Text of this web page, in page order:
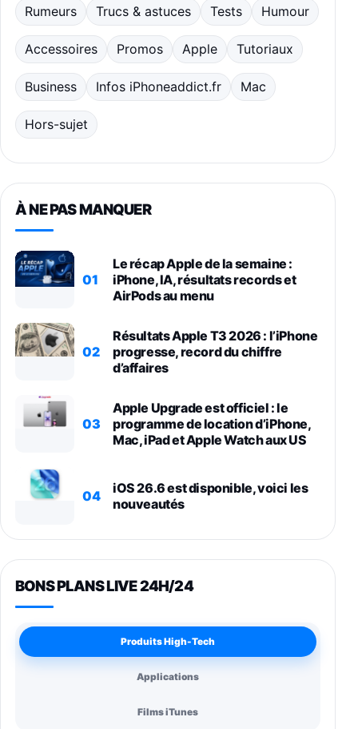
Rumeurs Trucs & astuces Tests Humour
Accessoires Promos Apple Tutoriaux
Business Infos iPhoneaddict.fr Mac
Hors-sujet
À NE PAS MANQUER
01
Le récap Apple de la semaine :
iPhone, IA, résultats records et
AirPods au menu
02
Résultats Apple T3 2026 : l’iPhone
progresse, record du chiffre
d’affaires
03
Apple Upgrade est officiel : le
programme de location d’iPhone,
Mac, iPad et Apple Watch aux US
04
iOS 26.6 est disponible, voici les
nouveautés
BONS PLANS LIVE 24H/24
Produits High-Tech
Applications
Films iTunes